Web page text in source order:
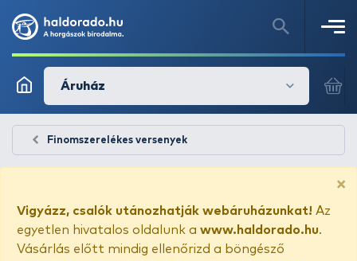
Áruház
Finomszerelékes versenyek
×
Vigyázz, csalók utánozhatják webáruházunkat! Az
egyetlen hivatalos oldalunk a www.haldorado.hu.
Vásárlás előtt mindig ellenőrizd a böngésző